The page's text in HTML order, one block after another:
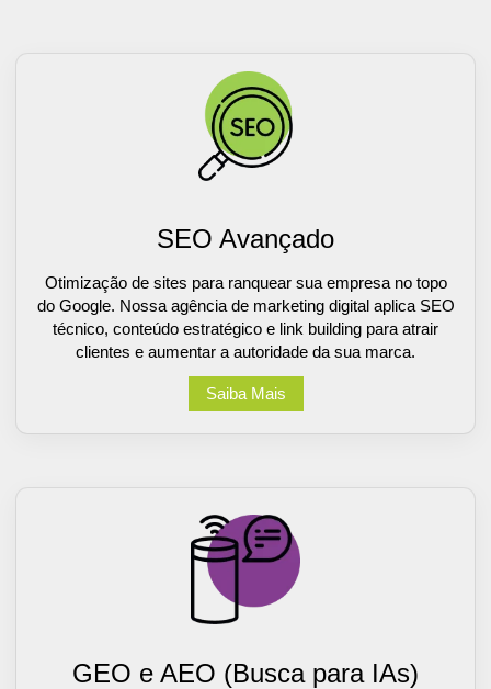
SEO Avançado
Otimização de sites para ranquear sua empresa no topo
do Google. Nossa agência de marketing digital aplica SEO
técnico, conteúdo estratégico e link building para atrair
clientes e aumentar a autoridade da sua marca.
Saiba Mais
GEO e AEO (Busca para IAs)